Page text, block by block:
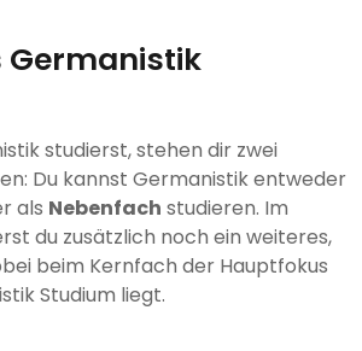
Germanistik
studierst, stehen dir zwei
Du kannst Germanistik entweder
als Nebenfach studieren. Im
du zusätzlich noch ein weiteres,
beim Kernfach der Hauptfokus
Studium liegt.